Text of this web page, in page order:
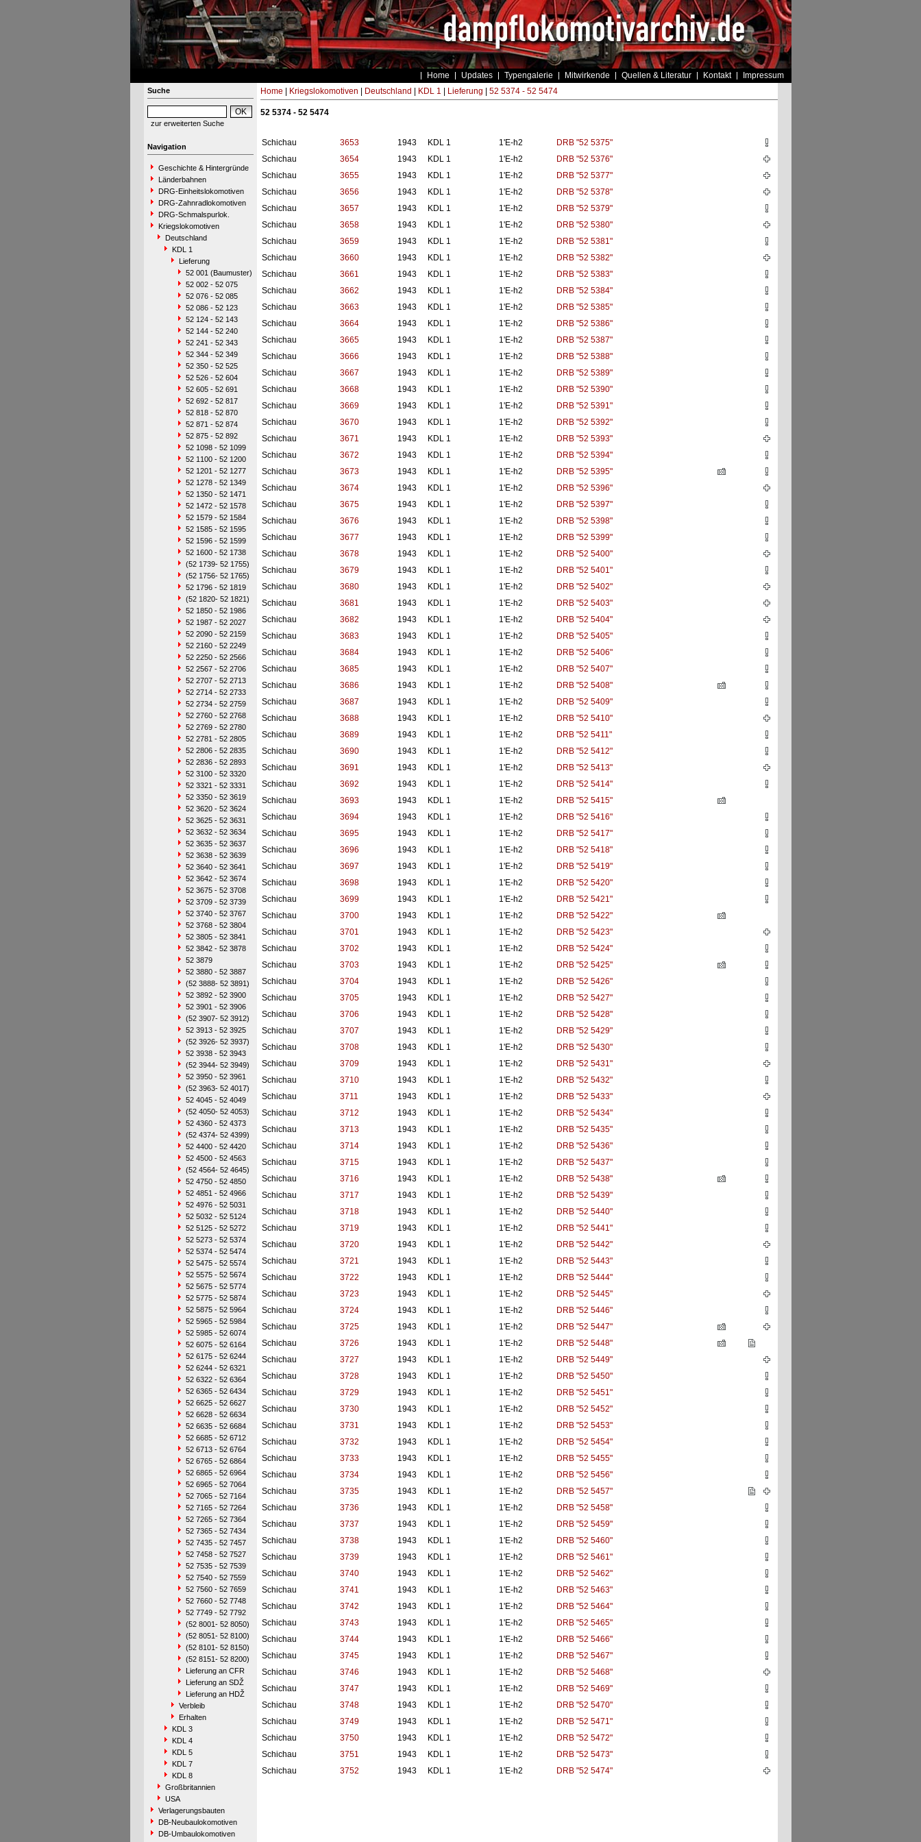
Home Updates Typengalerie Mitwirkende Quellen & Literatur Kontakt Impressum
Suche
zur erweiterten Suche
Navigation
Geschichte & Hintergründe
Länderbahnen
DRG-Einheitslokomotiven
DRG-Zahnradlokomotiven
DRG-Schmalspurlok.
Kriegslokomotiven
Deutschland
KDL 1
Lieferung
52 001 (Baumuster)
52 002 - 52 075
52 076 - 52 085
52 086 - 52 123
52 124 - 52 143
52 144 - 52 240
52 241 - 52 343
52 344 - 52 349
52 350 - 52 525
52 526 - 52 604
52 605 - 52 691
52 692 - 52 817
52 818 - 52 870
52 871 - 52 874
52 875 - 52 892
52 1098 - 52 1099
52 1100 - 52 1200
52 1201 - 52 1277
52 1278 - 52 1349
52 1350 - 52 1471
52 1472 - 52 1578
52 1579 - 52 1584
52 1585 - 52 1595
52 1596 - 52 1599
52 1600 - 52 1738
(52 1739- 52 1755)
(52 1756- 52 1765)
52 1796 - 52 1819
(52 1820- 52 1821)
52 1850 - 52 1986
52 1987 - 52 2027
52 2090 - 52 2159
52 2160 - 52 2249
52 2250 - 52 2566
52 2567 - 52 2706
52 2707 - 52 2713
52 2714 - 52 2733
52 2734 - 52 2759
52 2760 - 52 2768
52 2769 - 52 2780
52 2781 - 52 2805
52 2806 - 52 2835
52 2836 - 52 2893
52 3100 - 52 3320
52 3321 - 52 3331
52 3350 - 52 3619
52 3620 - 52 3624
52 3625 - 52 3631
52 3632 - 52 3634
52 3635 - 52 3637
52 3638 - 52 3639
52 3640 - 52 3641
52 3642 - 52 3674
52 3675 - 52 3708
52 3709 - 52 3739
52 3740 - 52 3767
52 3768 - 52 3804
52 3805 - 52 3841
52 3842 - 52 3878
52 3879
52 3880 - 52 3887
(52 3888- 52 3891)
52 3892 - 52 3900
52 3901 - 52 3906
(52 3907- 52 3912)
52 3913 - 52 3925
(52 3926- 52 3937)
52 3938 - 52 3943
(52 3944- 52 3949)
52 3950 - 52 3961
(52 3963- 52 4017)
52 4045 - 52 4049
(52 4050- 52 4053)
52 4360 - 52 4373
(52 4374- 52 4399)
52 4400 - 52 4420
52 4500 - 52 4563
(52 4564- 52 4645)
52 4750 - 52 4850
52 4851 - 52 4966
52 4976 - 52 5031
52 5032 - 52 5124
52 5125 - 52 5272
52 5273 - 52 5374
52 5374 - 52 5474
52 5475 - 52 5574
52 5575 - 52 5674
52 5675 - 52 5774
52 5775 - 52 5874
52 5875 - 52 5964
52 5965 - 52 5984
52 5985 - 52 6074
52 6075 - 52 6164
52 6175 - 52 6244
52 6244 - 52 6321
52 6322 - 52 6364
52 6365 - 52 6434
52 6625 - 52 6627
52 6628 - 52 6634
52 6635 - 52 6684
52 6685 - 52 6712
52 6713 - 52 6764
52 6765 - 52 6864
52 6865 - 52 6964
52 6965 - 52 7064
52 7065 - 52 7164
52 7165 - 52 7264
52 7265 - 52 7364
52 7365 - 52 7434
52 7435 - 52 7457
52 7458 - 52 7527
52 7535 - 52 7539
52 7540 - 52 7559
52 7560 - 52 7659
52 7660 - 52 7748
52 7749 - 52 7792
(52 8001- 52 8050)
(52 8051- 52 8100)
(52 8101- 52 8150)
(52 8151- 52 8200)
Lieferung an CFR
Lieferung an SDŽ
Lieferung an HDŽ
Verbleib
Erhalten
KDL 3
KDL 4
KDL 5
KDL 7
KDL 8
Großbritannien
USA
Verlagerungsbauten
DB-Neubaulokomotiven
DB-Umbaulokomotiven
Home Kriegslokomotiven Deutschland KDL 1 Lieferung 52 5374 - 52 5474
52 5374 - 52 5474
Schichau 3653 1943 KDL 1 1'E-h2
DRB "52 5375"
Schichau
3654 1943 KDL 1 1'E-h2
DRB "52 5376"
Schichau
3655 1943 KDL 1 1'E-h2
DRB "52 5377"
Schichau
3656 1943 KDL 1 1'E-h2
DRB "52 5378"
Schichau
3657 1943 KDL 1 1'E-h2
DRB "52 5379"
Schichau
3658 1943 KDL 1 1'E-h2
DRB "52 5380"
Schichau
3659 1943 KDL 1 1'E-h2
DRB "52 5381"
Schichau
3660 1943 KDL 1 1'E-h2
DRB "52 5382"
Schichau
3661 1943 KDL 1 1'E-h2
DRB "52 5383"
Schichau
3662 1943 KDL 1 1'E-h2
DRB "52 5384"
Schichau
3663 1943 KDL 1 1'E-h2
DRB "52 5385"
Schichau
3664 1943 KDL 1 1'E-h2
DRB "52 5386"
Schichau
3665 1943 KDL 1 1'E-h2
DRB "52 5387"
Schichau
3666 1943 KDL 1 1'E-h2
DRB "52 5388"
Schichau
3667 1943 KDL 1 1'E-h2
DRB "52 5389"
Schichau
3668 1943 KDL 1 1'E-h2
DRB "52 5390"
Schichau
3669 1943 KDL 1 1'E-h2
DRB "52 5391"
Schichau
3670 1943 KDL 1 1'E-h2
DRB "52 5392"
Schichau
3671 1943 KDL 1 1'E-h2
DRB "52 5393"
Schichau
3672 1943 KDL 1 1'E-h2
DRB "52 5394"
Schichau
3673 1943 KDL 1 1'E-h2
DRB "52 5395"
Schichau
3674 1943 KDL 1 1'E-h2
DRB "52 5396"
Schichau
3675 1943 KDL 1 1'E-h2
DRB "52 5397"
Schichau
3676 1943 KDL 1 1'E-h2
DRB "52 5398"
Schichau
3677 1943 KDL 1 1'E-h2
DRB "52 5399"
Schichau
3678 1943 KDL 1 1'E-h2
DRB "52 5400"
Schichau
3679 1943 KDL 1 1'E-h2
DRB "52 5401"
Schichau
3680 1943 KDL 1 1'E-h2
DRB "52 5402"
Schichau
3681 1943 KDL 1 1'E-h2
DRB "52 5403"
Schichau
3682 1943 KDL 1 1'E-h2
DRB "52 5404"
Schichau
3683 1943 KDL 1 1'E-h2
DRB "52 5405"
Schichau
3684 1943 KDL 1 1'E-h2
DRB "52 5406"
Schichau
3685 1943 KDL 1 1'E-h2
DRB "52 5407"
Schichau
3686 1943 KDL 1 1'E-h2
DRB "52 5408"
Schichau
3687 1943 KDL 1 1'E-h2
DRB "52 5409"
Schichau
3688 1943 KDL 1 1'E-h2
DRB "52 5410"
Schichau
3689 1943 KDL 1 1'E-h2
DRB "52 5411"
Schichau
3690 1943 KDL 1 1'E-h2
DRB "52 5412"
Schichau
3691 1943 KDL 1 1'E-h2
DRB "52 5413"
Schichau
3692 1943 KDL 1 1'E-h2
DRB "52 5414"
Schichau
3693 1943 KDL 1 1'E-h2
DRB "52 5415"
Schichau
3694 1943 KDL 1 1'E-h2
DRB "52 5416"
Schichau
3695 1943 KDL 1 1'E-h2
DRB "52 5417"
Schichau
3696 1943 KDL 1 1'E-h2
DRB "52 5418"
Schichau
3697 1943 KDL 1 1'E-h2
DRB "52 5419"
Schichau
3698 1943 KDL 1 1'E-h2
DRB "52 5420"
Schichau
3699 1943 KDL 1 1'E-h2
DRB "52 5421"
Schichau
3700 1943 KDL 1 1'E-h2
DRB "52 5422"
Schichau
3701 1943 KDL 1 1'E-h2
DRB "52 5423"
Schichau
3702 1943 KDL 1 1'E-h2
DRB "52 5424"
Schichau
3703 1943 KDL 1 1'E-h2
DRB "52 5425"
Schichau
3704 1943 KDL 1 1'E-h2
DRB "52 5426"
Schichau
3705 1943 KDL 1 1'E-h2
DRB "52 5427"
Schichau
3706 1943 KDL 1 1'E-h2
DRB "52 5428"
Schichau
3707 1943 KDL 1 1'E-h2
DRB "52 5429"
Schichau
3708 1943 KDL 1 1'E-h2
DRB "52 5430"
Schichau
3709 1943 KDL 1 1'E-h2
DRB "52 5431"
Schichau
3710 1943 KDL 1 1'E-h2
DRB "52 5432"
Schichau
3711 1943 KDL 1 1'E-h2
DRB "52 5433"
Schichau
3712 1943 KDL 1 1'E-h2
DRB "52 5434"
Schichau
3713 1943 KDL 1 1'E-h2
DRB "52 5435"
Schichau
3714 1943 KDL 1 1'E-h2
DRB "52 5436"
Schichau
3715 1943 KDL 1 1'E-h2
DRB "52 5437"
Schichau
3716 1943 KDL 1 1'E-h2
DRB "52 5438"
Schichau
3717 1943 KDL 1 1'E-h2
DRB "52 5439"
Schichau
3718 1943 KDL 1 1'E-h2
DRB "52 5440"
Schichau
3719 1943 KDL 1 1'E-h2
DRB "52 5441"
Schichau
3720 1943 KDL 1 1'E-h2
DRB "52 5442"
Schichau
3721 1943 KDL 1 1'E-h2
DRB "52 5443"
Schichau
3722 1943 KDL 1 1'E-h2
DRB "52 5444"
Schichau
3723 1943 KDL 1 1'E-h2
DRB "52 5445"
Schichau
3724 1943 KDL 1 1'E-h2
DRB "52 5446"
Schichau
3725 1943 KDL 1 1'E-h2
DRB "52 5447"
Schichau
3726 1943 KDL 1 1'E-h2
DRB "52 5448"
Schichau
3727 1943 KDL 1 1'E-h2
DRB "52 5449"
Schichau
3728 1943 KDL 1 1'E-h2
DRB "52 5450"
Schichau
3729 1943 KDL 1 1'E-h2
DRB "52 5451"
Schichau
3730 1943 KDL 1 1'E-h2
DRB "52 5452"
Schichau
3731 1943 KDL 1 1'E-h2
DRB "52 5453"
Schichau
3732 1943 KDL 1 1'E-h2
DRB "52 5454"
Schichau
3733 1943 KDL 1 1'E-h2
DRB "52 5455"
Schichau
3734 1943 KDL 1 1'E-h2
DRB "52 5456"
Schichau
3735 1943 KDL 1 1'E-h2
DRB "52 5457"
Schichau
3736 1943 KDL 1 1'E-h2
DRB "52 5458"
Schichau
3737 1943 KDL 1 1'E-h2
DRB "52 5459"
Schichau
3738 1943 KDL 1 1'E-h2
DRB "52 5460"
Schichau
3739 1943 KDL 1 1'E-h2
DRB "52 5461"
Schichau
3740 1943 KDL 1 1'E-h2
DRB "52 5462"
Schichau
3741 1943 KDL 1 1'E-h2
DRB "52 5463"
Schichau
3742 1943 KDL 1 1'E-h2
DRB "52 5464"
Schichau
3743 1943 KDL 1 1'E-h2
DRB "52 5465"
Schichau
3744 1943 KDL 1 1'E-h2
DRB "52 5466"
Schichau
3745 1943 KDL 1 1'E-h2
DRB "52 5467"
Schichau
3746 1943 KDL 1 1'E-h2
DRB "52 5468"
Schichau
3747 1943 KDL 1 1'E-h2
DRB "52 5469"
Schichau
3748 1943 KDL 1 1'E-h2
DRB "52 5470"
Schichau
3749 1943 KDL 1 1'E-h2
DRB "52 5471"
Schichau
3750 1943 KDL 1 1'E-h2
DRB "52 5472"
Schichau
3751 1943 KDL 1 1'E-h2
DRB "52 5473"
Schichau
3752 1943 KDL 1 1'E-h2 DRB "52 5474"